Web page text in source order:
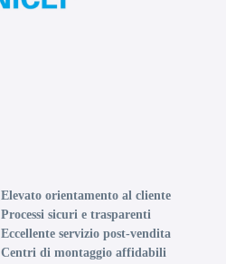
Elevato orientamento al cliente
Processi sicuri e trasparenti
Eccellente servizio post-vendita
Centri di montaggio affidabili